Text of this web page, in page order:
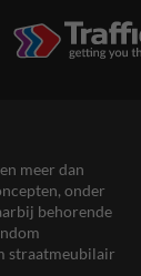
meer dan
onder
behorende
straatmeubilair